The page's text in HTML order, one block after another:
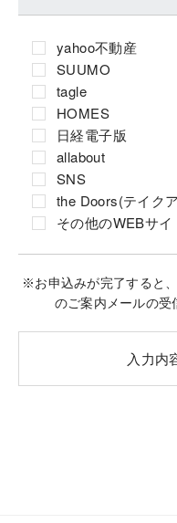
yahoo不動産
SUUMO
tagle
HOMES
日経電子版
allabout
SNS
the Doors(テイク
その他のWEBサイ
※お申込みが完了すると
のご案内メールの受